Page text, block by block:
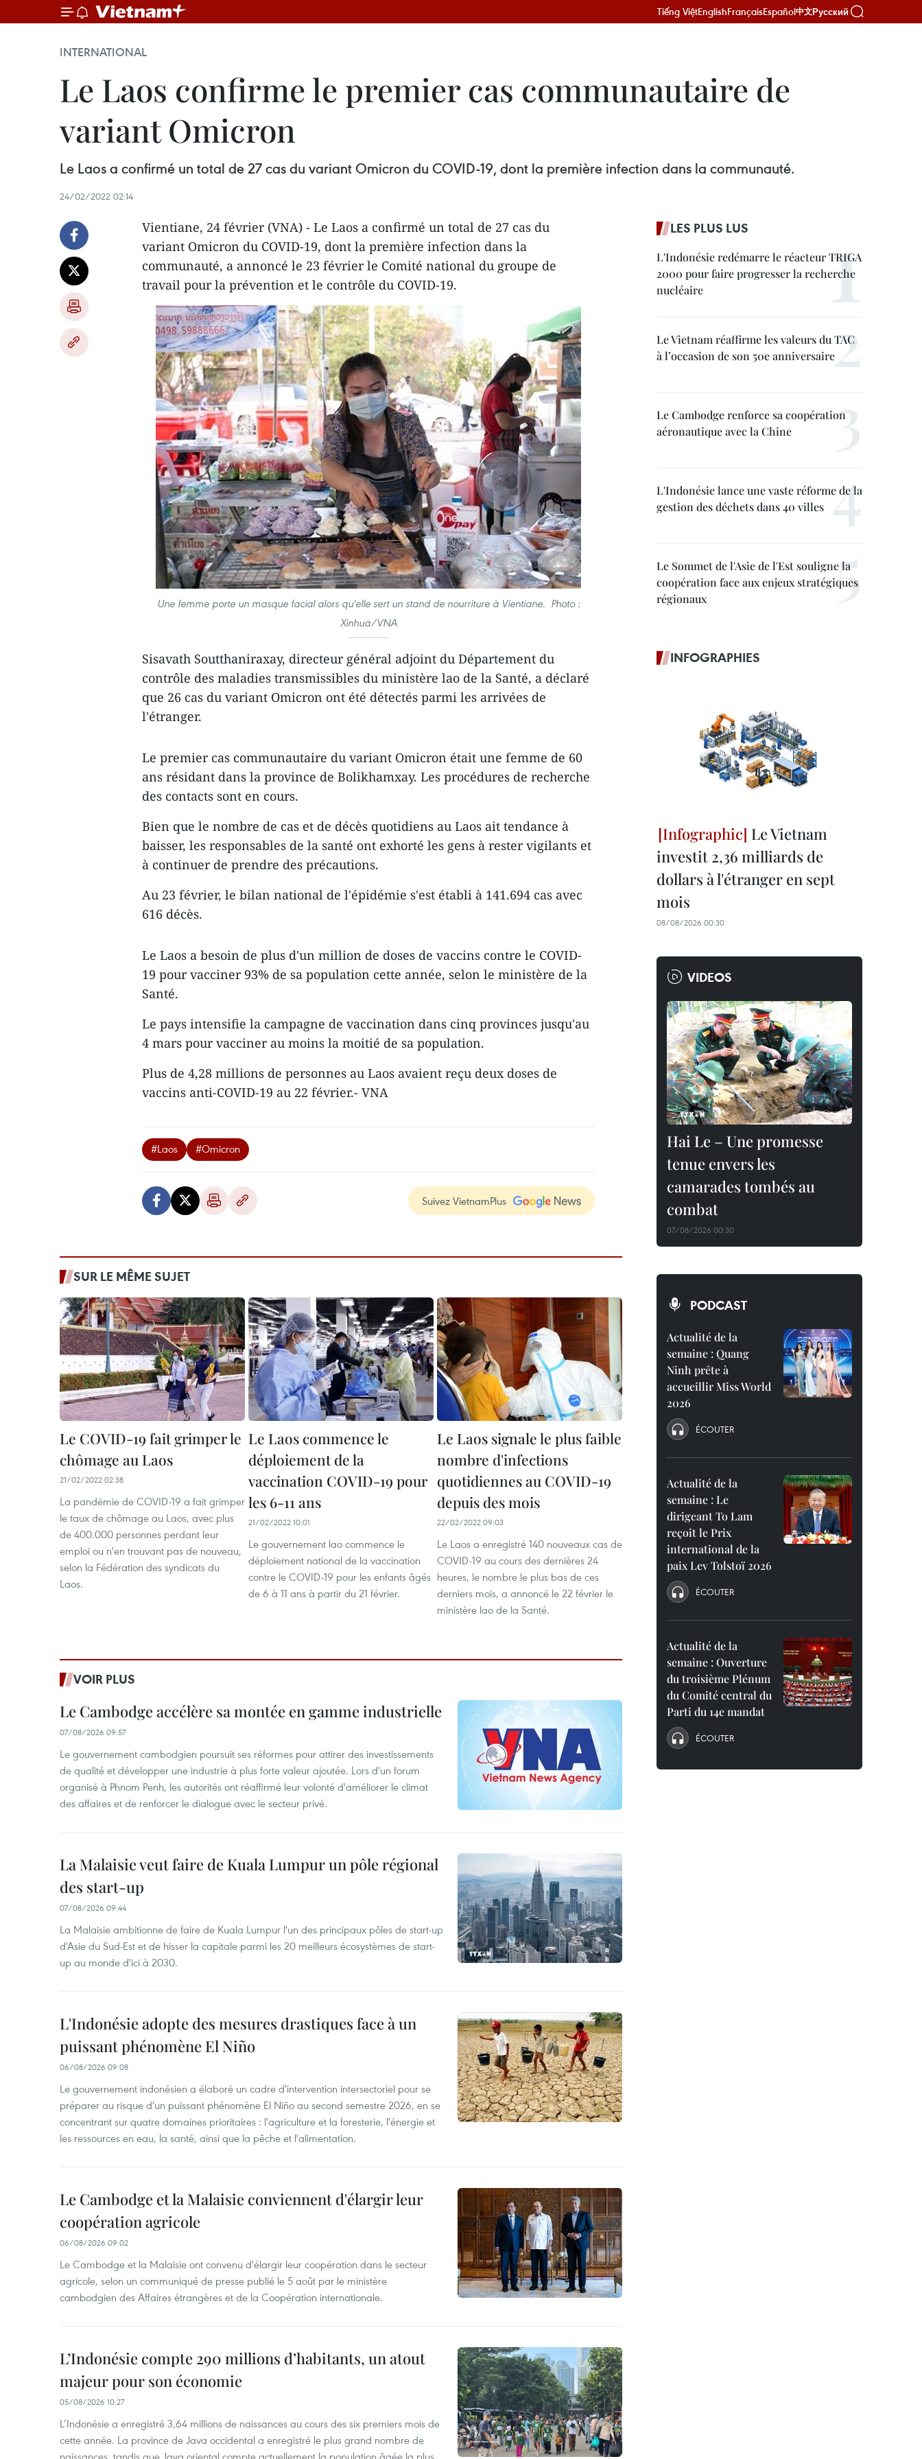
Tiếng ViệtEnglishFrançaisEspañol中文Русский
INTERNATIONAL
Le Laos confirme le premier cas communautaire de
variant Omicron
Le Laos a confirmé un total de 27 cas du variant Omicron du COVID-19, dont la première infection dans la communauté.
24/02/2022 02:14
Vientiane, 24 février (VNA) - Le Laos a confirmé un total de 27 cas du
variant Omicron du COVID-19, dont la première infection dans la
communauté, a annoncé le 23 février le Comité national du groupe de
travail pour la prévention et le contrôle du COVID-19.
Une femme porte un masque facial alors qu'elle sert un stand de nourriture à Vientiane. Photo :
Xinhua/VNA
Sisavath Soutthaniraxay, directeur général adjoint du Département du
contrôle des maladies transmissibles du ministère lao de la Santé, a déclaré
que 26 cas du variant Omicron ont été détectés parmi les arrivées de
l'étranger.
Le premier cas communautaire du variant Omicron était une femme de 60
ans résidant dans la province de Bolikhamxay. Les procédures de recherche
des contacts sont en cours.
Bien que le nombre de cas et de décès quotidiens au Laos ait tendance à
baisser, les responsables de la santé ont exhorté les gens à rester vigilants et
à continuer de prendre des précautions.
Au 23 février, le bilan national de l'épidémie s'est établi à 141.694 cas avec
616 décès.
Le Laos a besoin de plus d'un million de doses de vaccins contre le COVID-
19 pour vacciner 93% de sa population cette année, selon le ministère de la
Santé.
Le pays intensifie la campagne de vaccination dans cinq provinces jusqu'au
4 mars pour vacciner au moins la moitié de sa population.
Plus de 4,28 millions de personnes au Laos avaient reçu deux doses de
vaccins anti-COVID-19 au 22 février.- VNA
#Laos #Omicron
Suivez VietnamPlus
SUR LE MÊME SUJET
Le COVID-19 fait grimper le
chômage au Laos
21/02/2022 02:38
La pandémie de COVID-19 a fait grimper
le taux de chômage au Laos, avec plus
de 400.000 personnes perdant leur
emploi ou n'en trouvant pas de nouveau,
selon la Fédération des syndicats du
Laos.
Le Laos commence le
déploiement de la
vaccination COVID-19 pour
les 6-11 ans
21/02/2022 10:01
Le gouvernement lao commence le
déploiement national de la vaccination
contre le COVID-19 pour les enfants âgés
de 6 à 11 ans à partir du 21 février.
Le Laos signale le plus faible
nombre d'infections
quotidiennes au COVID-19
depuis des mois
22/02/2022 09:03
Le Laos a enregistré 140 nouveaux cas de
COVID-19 au cours des dernières 24
heures, le nombre le plus bas de ces
derniers mois, a annoncé le 22 février le
ministère lao de la Santé.
VOIR PLUS
Le Cambodge accélère sa montée en gamme industrielle
07/08/2026 09:57
Le gouvernement cambodgien poursuit ses réformes pour attirer des investissements
de qualité et développer une industrie à plus forte valeur ajoutée. Lors d'un forum
organisé à Phnom Penh, les autorités ont réaffirmé leur volonté d'améliorer le climat
des affaires et de renforcer le dialogue avec le secteur privé.
La Malaisie veut faire de Kuala Lumpur un pôle régional
des start-up
07/08/2026 09:44
La Malaisie ambitionne de faire de Kuala Lumpur l'un des principaux pôles de start-up
d'Asie du Sud-Est et de hisser la capitale parmi les 20 meilleurs écosystèmes de start-
up au monde d'ici à 2030.
L'Indonésie adopte des mesures drastiques face à un
puissant phénomène El Niño
06/08/2026 09:08
Le gouvernement indonésien a élaboré un cadre d'intervention intersectoriel pour se
préparer au risque d'un puissant phénomène El Niño au second semestre 2026, en se
concentrant sur quatre domaines prioritaires : l'agriculture et la foresterie, l'énergie et
les ressources en eau, la santé, ainsi que la pêche et l'alimentation.
Le Cambodge et la Malaisie conviennent d'élargir leur
coopération agricole
06/08/2026 09:02
Le Cambodge et la Malaisie ont convenu d'élargir leur coopération dans le secteur
agricole, selon un communiqué de presse publié le 5 août par le ministère
cambodgien des Affaires étrangères et de la Coopération internationale.
L’Indonésie compte 290 millions d’habitants, un atout
majeur pour son économie
05/08/2026 10:27
L’Indonésie a enregistré 3,64 millions de naissances au cours des six premiers mois de
cette année. La province de Java occidental a enregistré le plus grand nombre de
naissances, tandis que Java oriental compte actuellement la population âgée la plus
LES PLUS LUS
L'Indonésie redémarre le réacteur TRIGA
2000 pour faire progresser la recherche
nucléaire
Le Vietnam réaffirme les valeurs du TAC
à l’occasion de son 50e anniversaire
Le Cambodge renforce sa coopération
aéronautique avec la Chine
L'Indonésie lance une vaste réforme de la
gestion des déchets dans 40 villes
Le Sommet de l'Asie de l'Est souligne la
coopération face aux enjeux stratégiques
régionaux
INFOGRAPHIES
Le Vietnam
investit 2,36 milliards de
dollars à l'étranger en sept
mois
08/08/2026 00:30
VIDEOS
Hai Le – Une promesse
tenue envers les
camarades tombés au
combat
07/08/2026 00:30
PODCAST
Actualité de la
semaine : Quang
Ninh prête à
accueillir Miss World
2026
ÉCOUTER
Actualité de la
semaine : Le
dirigeant To Lam
reçoit le Prix
international de la
paix Lev Tolstoï 2026
ÉCOUTER
Actualité de la
semaine : Ouverture
du troisième Plénum
du Comité central du
Parti du 14e mandat
ÉCOUTER